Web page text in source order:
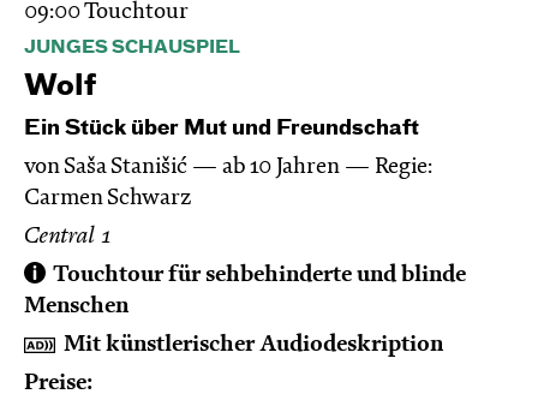
09:00Touchtour
JUNGES SCHAUSPIEL
Wolf
Ein Stück über Mut und Freundschaft
von Saša Stanišić ab 10 Jahren
Regie:
Carmen Schwarz
Central 1
Touchtour für sehbehinderte und blinde
Menschen
Mit künstlerischer Audiodeskription
Preise: